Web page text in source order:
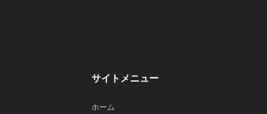
サイトメニュー
ホーム